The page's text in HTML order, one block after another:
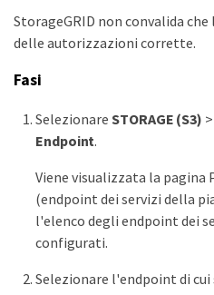
StorageGRID non convalida
delle autorizzazioni corrette.
Fasi
Selezionare STORAGE (S3) >
Endpoint.
Viene visualizzata la
(endpoint dei servizi della
l'elenco degli endpoint dei
configurati.
Selezionare l'endpoint di cui